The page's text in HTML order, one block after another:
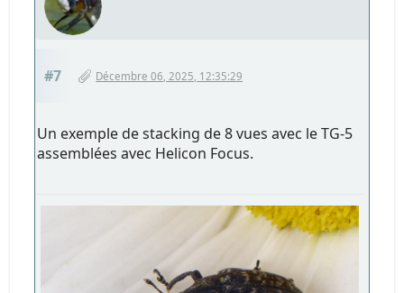
#7 Décembre 06, 2025, 12:35:29
Un exemple de stacking de 8 vues avec le TG-5
assemblées avec Helicon Focus.